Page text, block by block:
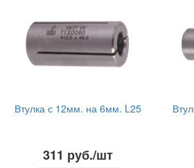
Втулка с 12мм. на 6мм. L25
311 руб./шт